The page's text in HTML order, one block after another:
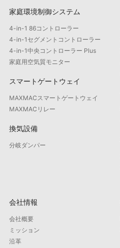
家庭環境制御システム
4-in-1 86コントローラー
4-in-1セグメントコントローラー
4-in-1中央コントローラー Plus
家庭用空気質モニター
スマートゲートウェイ
MAXMACスマートゲートウェイ
MAXMACリレー
換気設備
分岐ダンパー
会社情報
会社概要
ミッション
沿革